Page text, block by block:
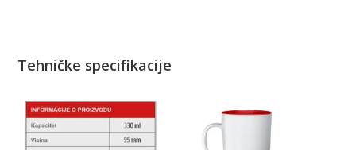
Tehničke specifikacije